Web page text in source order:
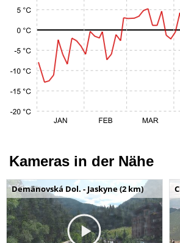
Kameras in der Nähe
Demänovská Dol. - Jaskyne (2 km)